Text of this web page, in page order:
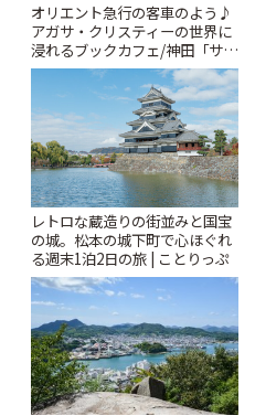
オリエント急行の客車のよう♪
アガサ・クリスティーの世界に
浸れるブックカフェ/神田「サロ
ンクリスティ」 | ことりっぷ
レトロな蔵造りの街並みと国宝
の城。松本の城下町で心ほぐれ
る週末1泊2日の旅 | ことりっぷ